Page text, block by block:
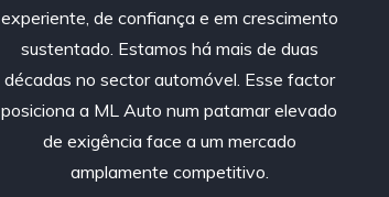
experiente, de confiança e em crescimento
sustentado. Estamos há mais de duas
décadas no sector automóvel. Esse factor
posiciona a ML Auto num patamar elevado
de exigência face a um mercado
amplamente competitivo.